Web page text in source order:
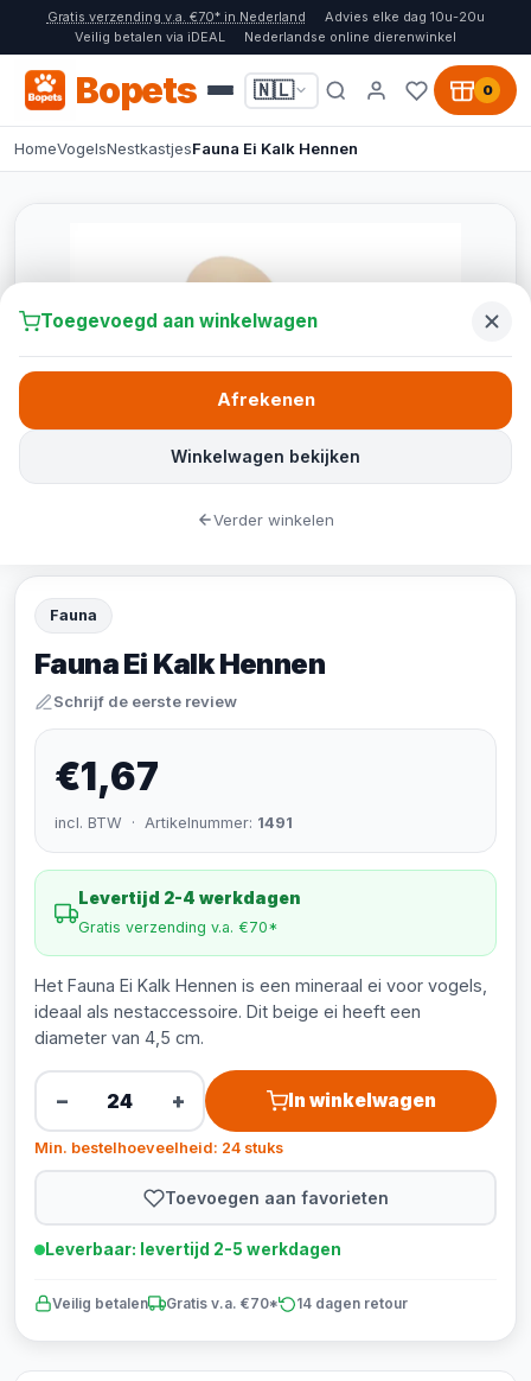
Gratis verzending v.a. €70* in Nederland
Advies elke dag 10u-20u
Veilig betalen via iDEAL
Nederlandse online dierenwinkel
Bopets 🇳🇱 0
HomeVogelsNestkastjesFauna Ei Kalk Hennen
Fauna
Fauna Ei Kalk Hennen
Schrijf de eerste review
€1,67
incl. BTW · Artikelnummer: 1491
Levertijd 2-4 werkdagen
Gratis verzending v.a. €70*
Het Fauna Ei Kalk Hennen is een mineraal ei voor vogels,
ideaal als nestaccessoire. Dit beige ei heeft een
diameter van 4,5 cm.
− + In winkelwagen
Min. bestelhoeveelheid: 24 stuks
Toevoegen aan favorieten
Leverbaar: levertijd 2-5 werkdagen
Veilig betalen Gratis v.a. €70* 14 dagen retour
Toegevoegd aan winkelwagen
Winkelwagen bekijken
Afrekenen
Verder winkelen